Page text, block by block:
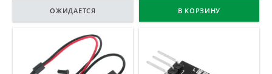
ОЖИДАЕТСЯ В КОРЗИНУ